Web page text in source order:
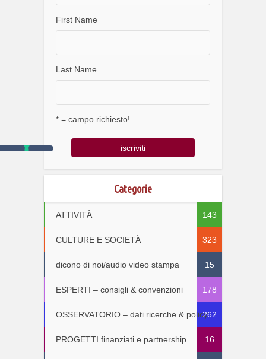
First Name
Last Name
* = campo richiesto!
Categorie
ATTIVITÀ 143
CULTURE E SOCIETÀ 323
dicono di noi/audio video stampa 15
ESPERTI – consigli & convenzioni 178
OSSERVATORIO – dati ricerche & policy262
PROGETTI finanziati e partnership 16